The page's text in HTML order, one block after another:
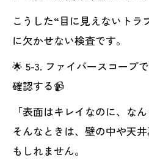
こうした“目に見えないトラ
に欠かせない検査です。
🌟 5-3. ファイバースコープ
確認する📹
「表面はキレイなのに、な
そんなときは、壁の中や天
もしれません。